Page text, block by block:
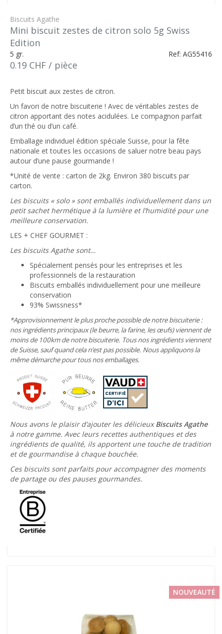
Biscuits Agathe
Mini biscuit zestes de citron solo 5g Swiss
Edition
5 gr. Ref: AG55416
0.19 CHF / pièce
Petit biscuit aux zestes de citron.
Un favori de notre biscuiterie ! Avec de véritables zestes de
citron apportant des notes acidulées. Le compagnon parfait
d’un thé ou d’un café.
Emballage individuel édition spéciale Suisse, pour la fête
nationale et toutes les occasions de saluer notre beau pays
autour d’une pause gourmande !
*Unité de vente : carton de 2kg. Environ 380 biscuits par
carton.
Les biscuits « solo » sont emballés individuellement dans un
petit sachet hermétique à la lumière et l’humidité pour une
meilleure conservation.
LES + CHEF GOURMET :
Les biscuits Agathe sont…
Spécialement pensés pour les entreprises et les
professionnels de la restauration
Biscuits emballés individuellement pour une meilleure
conservation
93% Swissness*
*Approvisionnement le plus proche possible de notre biscuiterie :
nos ingrédients principaux (le beurre, la farine, les œufs) viennent de
moins de 100km de notre biscuiterie. Tous nos ingrédients viennent
de Suisse, sauf quand cela n’est pas possible. Nous appliquons la
même démarche pour tous nos emballages.
Nous avons le plaisir d’ajouter les délicieuxBiscuits Agathe
à notre gamme. Avec leurs recettes authentiques et des
ingrédients de qualité, ils apportent une touche de tradition
et de gourmandise à chaque bouchée.
Ces biscuits sont parfaits pour accompagner des moments
de partage ou des pauses gourmandes.
NOUVEAUTÉ